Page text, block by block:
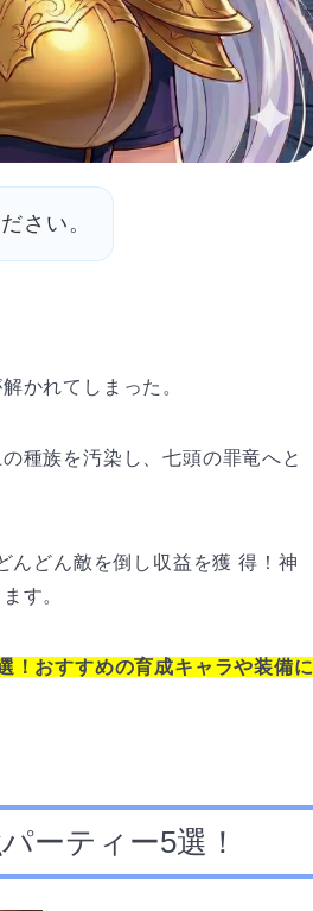
さい。
かれてしまった。
種族を汚染し、七頭の罪竜へと
んどん敵を倒し収益を獲 得！神
す。
！おすすめの育成キャラや装備に
ーティー5選！